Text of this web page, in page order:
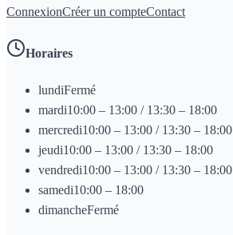
ConnexionCréer un compteContact
Horaires
lundiFermé
mardi10:00 – 13:00 / 13:30 – 18:00
mercredi10:00 – 13:00 / 13:30 – 18:00
jeudi10:00 – 13:00 / 13:30 – 18:00
vendredi10:00 – 13:00 / 13:30 – 18:00
samedi10:00 – 18:00
dimancheFermé